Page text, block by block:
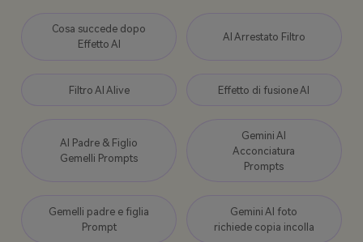
Cosa succede dopo
Effetto AI
AI Arrestato Filtro
Filtro AI Alive Effetto di fusione AI
AI Padre & Figlio
Gemelli Prompts
Gemini AI
Acconciatura
Prompts
Gemelli padre e figlia
Prompt
Gemini AI foto
richiede copia incolla